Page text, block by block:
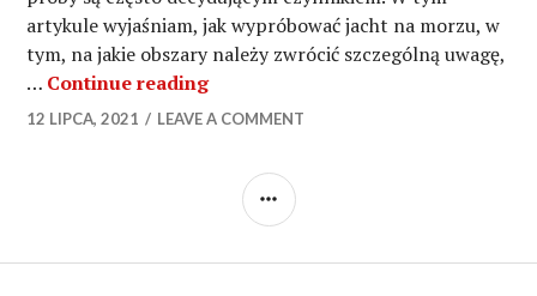
artykule wyjaśniam, jak wypróbować jacht na morzu, w
tym, na jakie obszary należy zwrócić szczególną uwagę,
… Continue readingDlaczego próba morska jachtu
12 LIPCA, 2021 LEAVE A COMMENT
SIDEBAR